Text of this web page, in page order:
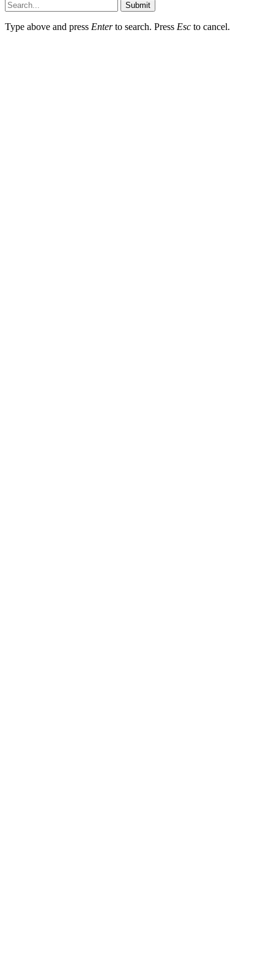
Submit
Type above and press Enterto search. Press Esc to cancel.